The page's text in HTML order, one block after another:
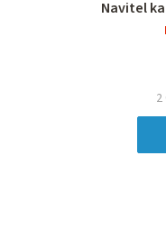
Navitel
2